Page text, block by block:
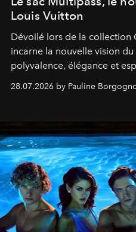
Louis Vuitton
Dévoilé lors de la collection
incarne la nouvelle vision du
polyvalence, élégance et
28.07.2026 by Pauline